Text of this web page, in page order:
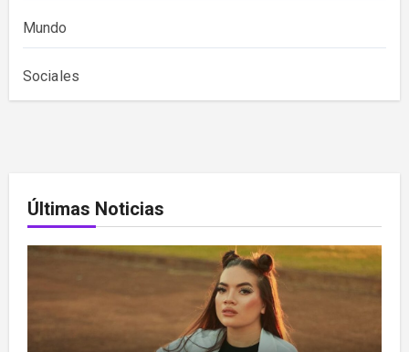
Mundo
Sociales
Últimas Noticias